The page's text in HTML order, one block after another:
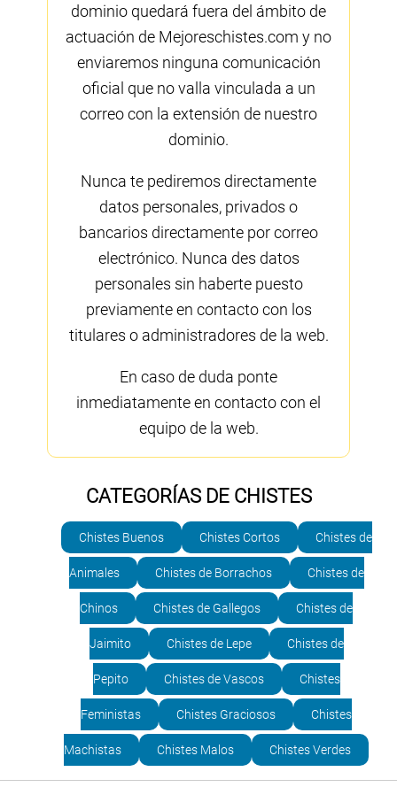
dominio quedará fuera del ámbito de
actuación de Mejoreschistes.com y no
enviaremos ninguna comunicación
oficial que no valla vinculada a un
correo con la extensión de nuestro
dominio.
Nunca te pediremos directamente
datos personales, privados o
bancarios directamente por correo
electrónico. Nunca des datos
personales sin haberte puesto
previamente en contacto con los
titulares o administradores de la web.
En caso de duda ponte
inmediatamente en contacto con el
equipo de la web.
CATEGORÍAS DE CHISTES
Chistes Buenos Chistes Cortos Chistes de
Animales Chistes de Borrachos Chistes de
Chinos Chistes de Gallegos Chistes de
Jaimito Chistes de Lepe Chistes de
Pepito Chistes de Vascos Chistes
Feministas Chistes Graciosos Chistes
Machistas Chistes Malos Chistes Verdes